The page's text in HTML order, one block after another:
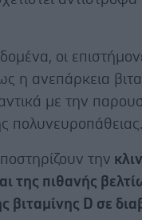
οι
η ανεπάρκεια
με την
πολυνευροπάθειας.
την
της πιθανής
βιταμίνης D σε